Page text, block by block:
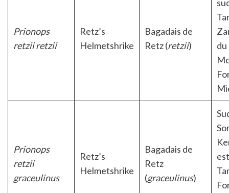
Prionops
retzii retzii
Retz’s
Helmetshrike
Bagadais de
Retz (retzii)
du
Prionops
retzii
graceulinus
Retz’s
Helmetshrike
Bagadais de
Retz
(graceulinus)